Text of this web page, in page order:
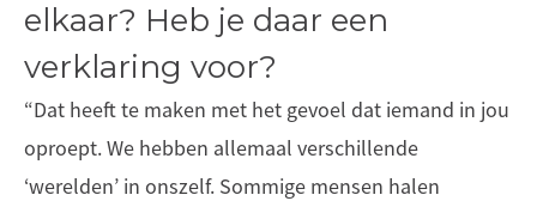
elkaar? Heb je daar een
verklaring voor?
“Dat heeft te maken met het gevoel dat iemand in jou
oproept. We hebben allemaal verschillende
‘werelden’ in onszelf. Sommige mensen halen